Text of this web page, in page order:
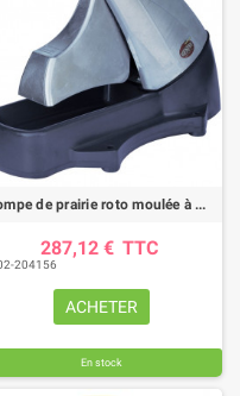
Pompe de prairie roto moulée à membrane 1 bovin
287,12 € TTC
204156
ACHETER
En stock